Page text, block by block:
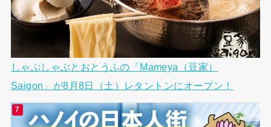
しゃぶしゃぶとおとうふの「Mameya（豆家）
Saigon」が8月8日（土）レタントンにオープン！